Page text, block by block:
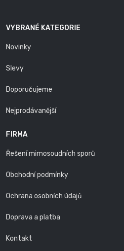
VYBRANÉ KATEGORIE
Novinky
Slevy
Doporučujeme
Nejprodávanější
FIRMA
Řešení mimosoudních sporů
Obchodní podmínky
Ochrana osobních údajů
Doprava a platba
Kontakt